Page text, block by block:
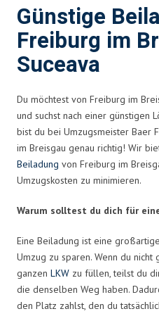
Günstige
Freiburg im
Suceava
Du möchtest von Freiburg im
und suchst nach einer günstigen
bist du bei Umzugsmeister Baer
im Breisgau genau richtig! Wir
Beiladung von Freiburg im
Umzugskosten zu minimieren.
Warum solltest du dich für
Eine Beiladung ist eine
Umzug zu sparen. Wenn du nicht
ganzen LKW zu füllen, teilst du
die denselben Weg haben.
den Platz zahlst, den du